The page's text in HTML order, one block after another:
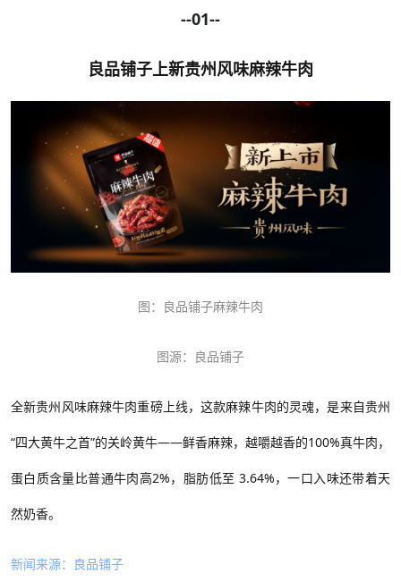
--01--
良品铺子上新贵州风味麻辣牛肉
图：良品铺子麻辣牛肉
图源：良品铺子
全新贵州风味麻辣牛肉重磅上线，这款麻辣牛肉的灵魂，是来自贵州
“四大黄牛之首”的关岭黄牛——鲜香麻辣，越嚼越香的100%真牛肉，
蛋白质含量比普通牛肉高2%，脂肪低至 3.64%，一口入味还带着天
然奶香。
新闻来源：良品铺子